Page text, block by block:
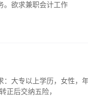
。欲求兼职会计工作
：大专以上学历，女性，
正后交纳五险，